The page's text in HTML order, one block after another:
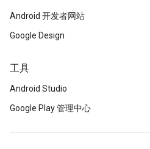
Android 开发者网站
Google Design
工具
Android Studio
Google Play 管理中心